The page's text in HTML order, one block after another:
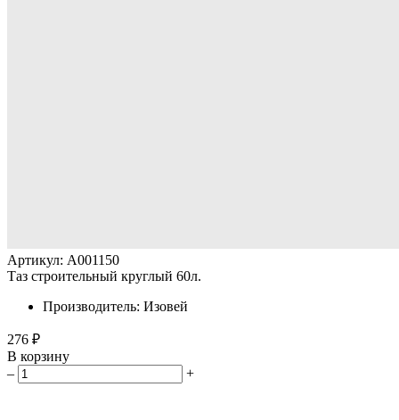
Артикул: A001150
Таз строительный круглый 60л.
Производитель: Изовей
276 ₽
В корзину
–
+